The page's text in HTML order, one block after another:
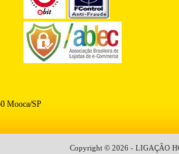
Mooca/SP
Copyright © 2026 - LIGAÇÃO